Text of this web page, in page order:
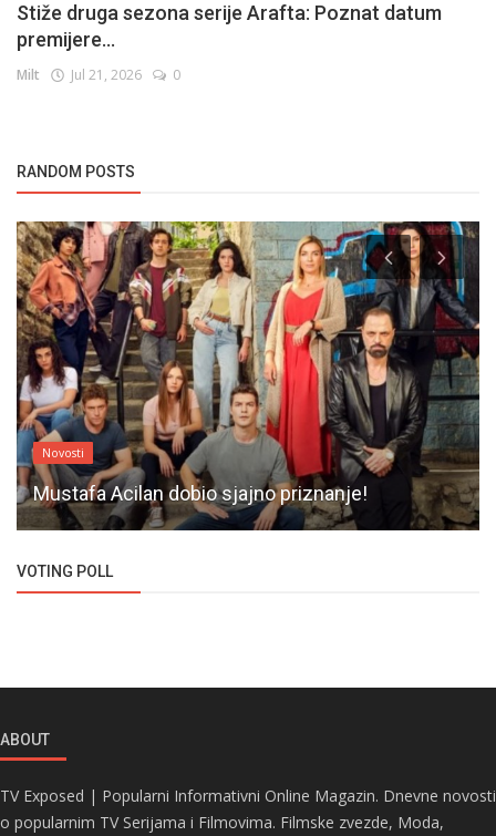
Stiže druga sezona serije Arafta: Poznat datum
premijere...
Milt Jul 21, 2026 0
RANDOM POSTS
Novosti
Mustafa Acilan dobio sjajno priznanje!
VOTING POLL
ABOUT
TV Exposed | Popularni Informativni Online Magazin. Dnevne novosti
o popularnim TV Serijama i Filmovima. Filmske zvezde, Moda,